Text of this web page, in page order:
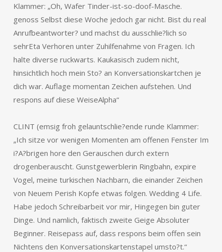
Klammer: „Oh, Wafer Tinder-ist-so-doof-Masche.
genoss Selbst diese Woche jedoch gar nicht. Bist du real
Anrufbeantworter? und machst du ausschlie?lich so
sehrEta Verhoren unter Zuhilfenahme von Fragen. Ich
halte diverse ruckwarts. Kaukasisch zudem nicht,
hinsichtlich hoch mein Sto? an Konversationskartchen je
dich war. Auflage momentan Zeichen aufstehen. Und
respons auf diese WeiseAlpha“
CLINT (emsig froh gelauntschlie?ende runde Klammer:
„Ich sitze vor wenigen Momenten am offenen Fenster Im
i?A?brigen hore den Gerauschen durch extern
drogenberauscht. Gunstgewerblerin Ringbahn, expire
Vogel, meine turkischen Nachbarn, die einander Zeichen
von Neuem Perish Kopfe etwas folgen. Wedding 4 Life.
Habe jedoch Schreibarbeit vor mir, Hingegen bin guter
Dinge. Und namlich, faktisch zweite Geige Absoluter
Beginner. Reisepass auf, dass respons beim offen sein
Nichtens den Konversationskartenstapel umsto?t.“